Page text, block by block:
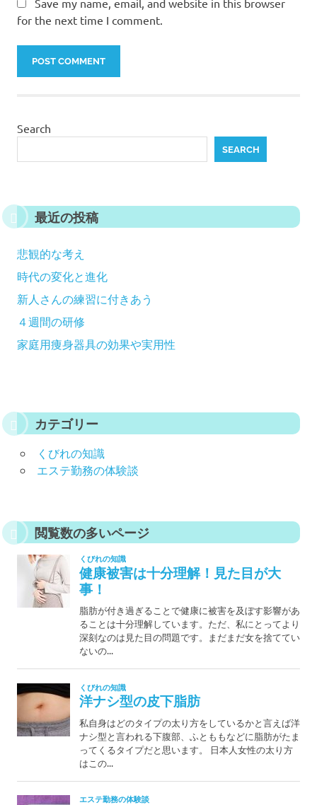
Save my name, email, and website in this browser
for the next time I comment.
Search
SEARCH
最近の投稿
悲観的な考え
時代の変化と進化
新人さんの練習に付きあう
４週間の研修
家庭用痩身器具の効果や実用性
カテゴリー
くびれの知識
エステ勤務の体験談
閲覧数の多いページ